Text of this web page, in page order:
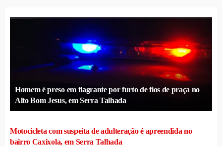
Homem é preso em flagrante por furto de fios de praça no
Alto Bom Jesus, em Serra Talhada
Motocicleta com suspeita de adulteração é apreendida no
bairro Caxixola, em Serra Talhada